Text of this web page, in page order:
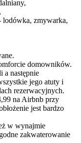
lodówka, zmywarka,
domowników.
a następnie
jego atuty i
rezerwacyjnych.
na Airbnb przy
jest bardzo
w wynajmie
zakwaterowanie